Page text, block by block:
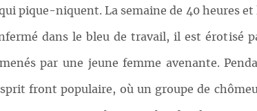
pique-niquent. La semaine de 40 heures
dans le bleu de travail, il est érotisé
par une jeune femme avenante.
front populaire, où un groupe de